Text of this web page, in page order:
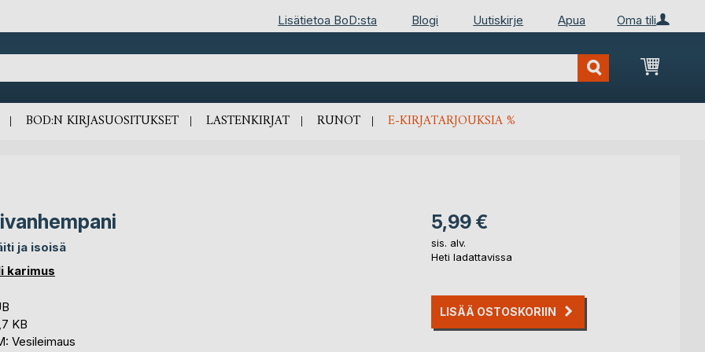
Oma tili
Lisätietoa BoD:sta Blogi Uutiskirje Apua
BOD:N KIRJASUOSITUKSET LASTENKIRJAT RUNOT E-KIRJATARJOUKSIA %
ja isoisä
karimus
KB
Vesileimaus
5,99 €
sis. alv.
Heti ladattavissa
LISÄÄ OSTOSKORIIN